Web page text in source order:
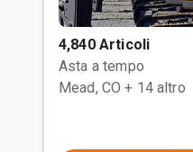
4,840 Articoli
Asta a tempo
Mead, CO + 14 altro